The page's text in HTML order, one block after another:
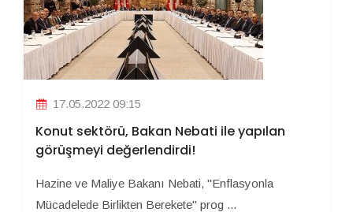
17.05.2022 09:15
Konut sektörü, Bakan Nebati ile yapılan
görüşmeyi değerlendirdi!
Hazine ve Maliye Bakanı Nebati, "Enflasyonla
Mücadelede Birlikten Berekete" prog ...